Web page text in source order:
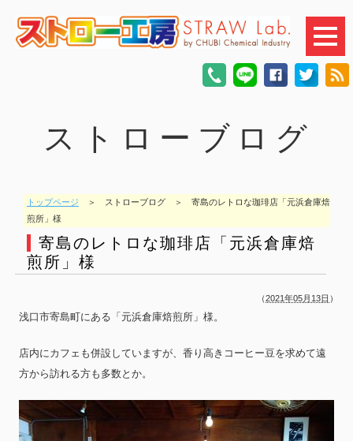
ストローブログ
トップページ ＞ ストローブログ ＞ 寄島のレトロな珈琲店「元浜倉庫焙
煎所」様
寄島のレトロな珈琲店「元浜倉庫焙
煎所」様
（2021年05月13日 ）
浅口市寄島町にある「元浜倉庫焙煎所」様。
店内にカフェも併設していますが、香り高きコーヒー豆を求めて遠
方から訪れる方も多数とか。